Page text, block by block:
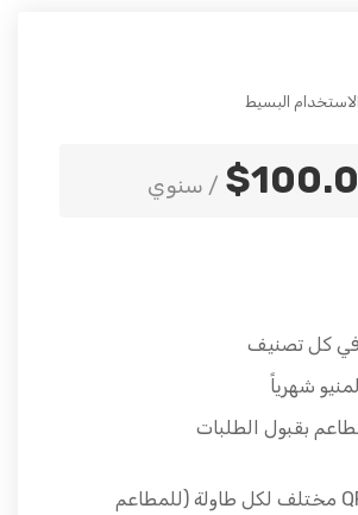
البسيط
/ سنوي
كل تصنيف
شهرياً
بقبول الطلبات
إنشاء رمز QR مختلف لكل طاولة (للمطاعم